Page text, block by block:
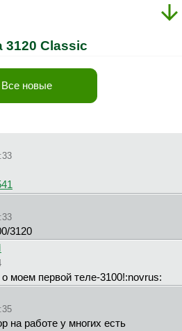
3120 Classic
Все новые
3120
моем первой теле-3100!:novrus:
на работе у многих есть